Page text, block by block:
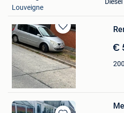
Louveigne
Bewaren
in
Mijn
Favorieten
€
brocante
Basecles